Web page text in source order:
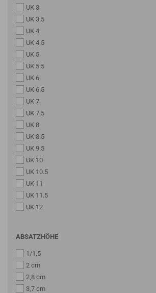
UK 3
UK 3.5
UK 4
UK 4.5
UK 5
UK 5.5
UK 6
UK 6.5
UK 7
UK 7.5
UK 8
UK 8.5
UK 9.5
UK 10
UK 10.5
UK 11
UK 11.5
UK 12
ABSATZHÖHE
1/1,5
2 cm
2,8 cm
3,7 cm